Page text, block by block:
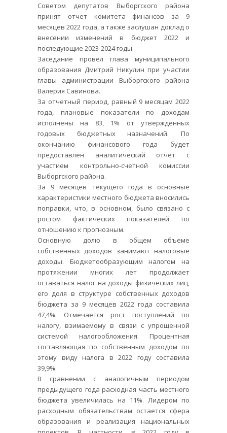
Советом депутатов Выборгского района
принят отчет комитета финансов за 9
месяцев 2022 года, а также заслушан доклад о
внесении изменений в бюджет 2022 и
последующие 2023-2024 годы.
Заседание провел глава муниципального
образования Дмитрий Никулин при участии
главы администрации Выборгского района
Валерия Савинова.
За отчетный период, равный 9 месяцам 2022
года, плановые показатели по доходам
исполнены на 83, 1% от утвержденных
годовых бюджетных назначений. По
окончанию финансового года будет
предоставлен аналитический отчет с
участием контрольно-счетной комиссии
Выборгского района.
За 9 месяцев текущего года в основные
характеристики местного бюджета вносились
поправки, что, в основном, было связано с
ростом фактических показателей по
отношению к прогнозным.
Основную долю в общем объеме
собственных доходов занимают налоговые
доходы. Бюджетообразующим налогом на
протяжении многих лет продолжает
оставаться налог на доходы физических лиц,
его доля в структуре собственных доходов
бюджета за 9 месяцев 2022 года составила
47,4%. Отмечается рост поступлений по
налогу, взимаемому в связи с упрощенной
системой налогообложения. Процентная
составляющая по собственным доходом по
этому виду налога в 2022 году составила
39,9%.
В сравнении с аналогичным периодом
предыдущего года расходная часть местного
бюджета увеличилась на 11%. Лидером по
расходным обязательствам остается сфера
образования и реализация национальных